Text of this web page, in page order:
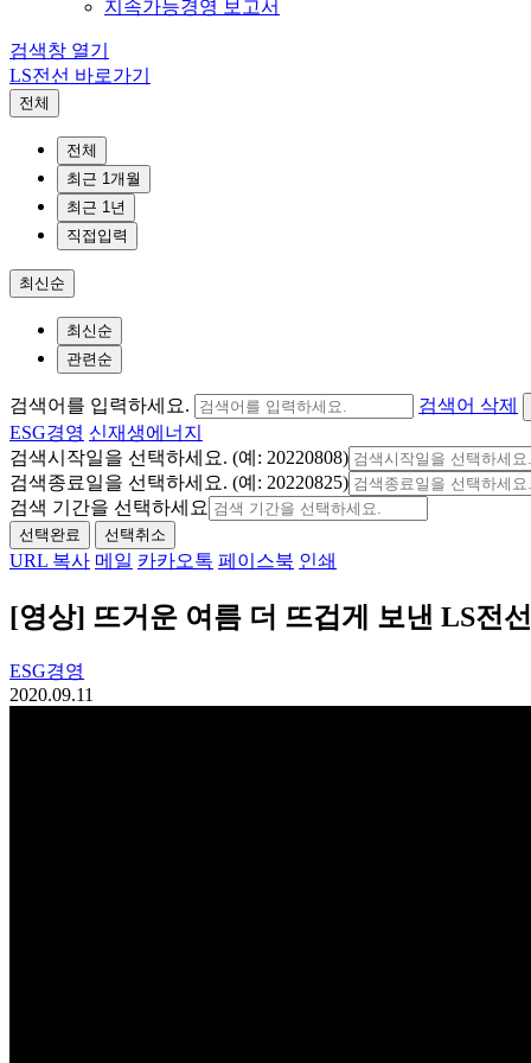
지속가능경영 보고서
검색창 열기
LS전선 바로가기
전체
전체
최근 1개월
최근 1년
직접입력
최신순
최신순
관련순
검색어를 입력하세요.
검색어 삭제
ESG경영 신재생에너지
검색시작일을 선택하세요. (예: 20220808)
검색종료일을 선택하세요. (예: 20220825)
검색 기간을 선택하세요
선택완료 선택취소
URL 복사 메일 카카오톡 페이스북 인쇄
[영상] 뜨거운 여름 더 뜨겁게 보낸 LS전
ESG경영
2020.09.11